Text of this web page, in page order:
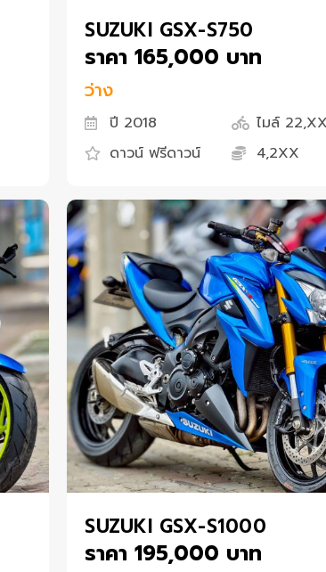
SUZUKI GSX-S750
ราคา 165,000 บาท
ว่าง
ปี 2018
ไมล์
ดาวน์ ฟรีดาวน์
4,2XX
SUZUKI GSX-S1000
ราคา 195,000 บาท